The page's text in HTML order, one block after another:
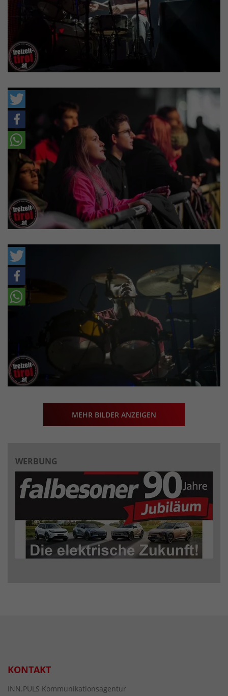
MEHR BILDER ANZEIGEN
WERBUNG
KONTAKT
INN.PULS Kommunikationsagentur